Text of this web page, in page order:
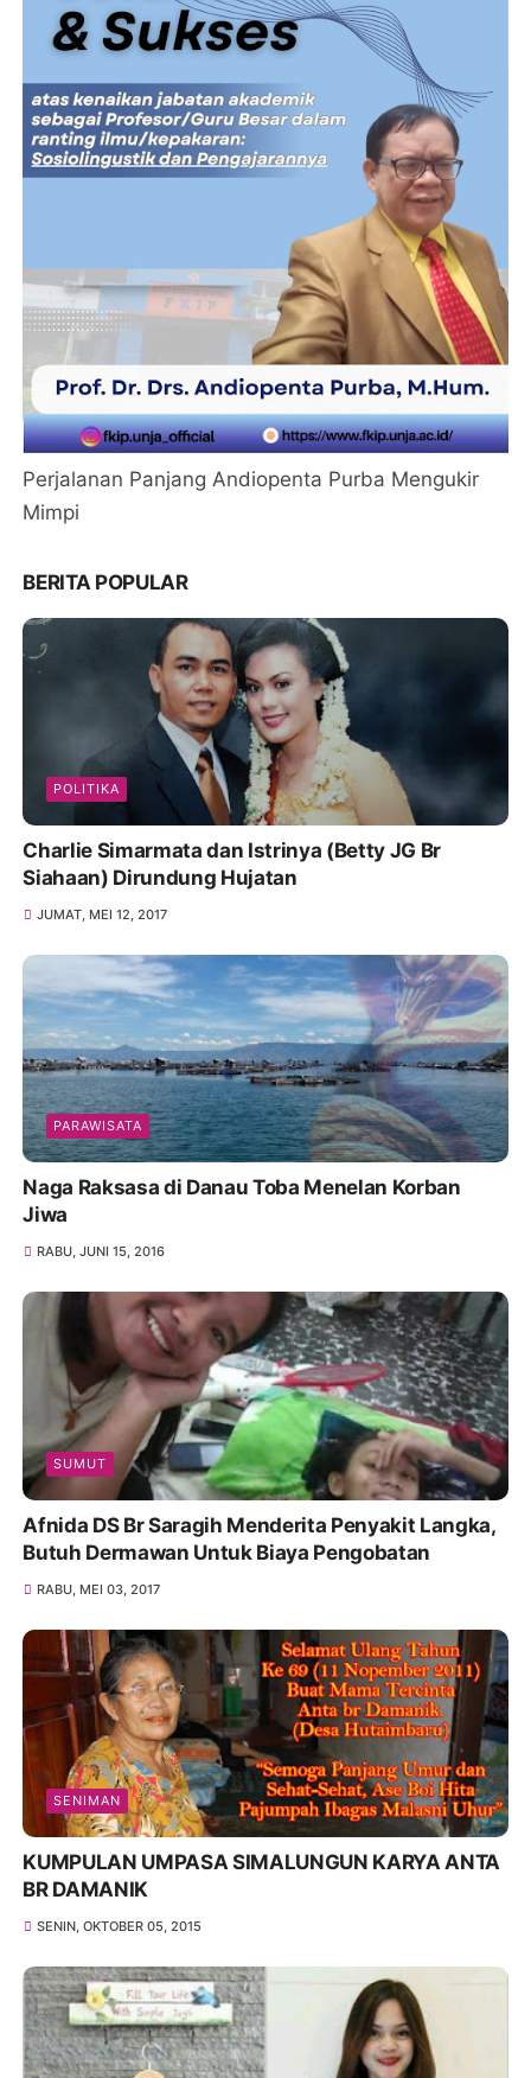
Perjalanan Panjang Andiopenta Purba Mengukir
Mimpi
BERITA POPULAR
POLITIKA
Charlie Simarmata dan Istrinya (Betty JG Br
Siahaan) Dirundung Hujatan
JUMAT, MEI 12, 2017
PARAWISATA
Naga Raksasa di Danau Toba Menelan Korban
Jiwa
RABU, JUNI 15, 2016
SUMUT
Afnida DS Br Saragih Menderita Penyakit Langka,
Butuh Dermawan Untuk Biaya Pengobatan
RABU, MEI 03, 2017
SENIMAN
KUMPULAN UMPASA SIMALUNGUN KARYA ANTA
BR DAMANIK
SENIN, OKTOBER 05, 2015